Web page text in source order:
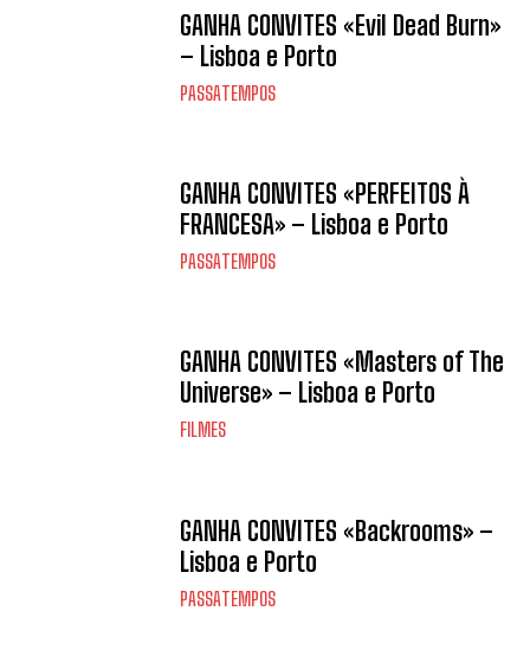
GANHA CONVITES «Evil Dead Burn»
– Lisboa e Porto
PASSATEMPOS
GANHA CONVITES «PERFEITOS À
FRANCESA» – Lisboa e Porto
PASSATEMPOS
GANHA CONVITES «Masters of The
Universe» – Lisboa e Porto
FILMES
GANHA CONVITES «Backrooms» –
Lisboa e Porto
PASSATEMPOS